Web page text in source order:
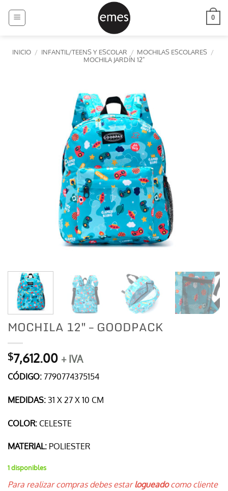
0
INICIO / INFANTIL/TEENS Y ESCOLAR / MOCHILAS ESCOLARES /
MOCHILA JARDÍN 12"
MOCHILA 12″ – GOODPACK
$7,612.00 + IVA
CÓDIGO: 7790774375154
MEDIDAS: 31 X 27 X 10 CM
COLOR: CELESTE
MATERIAL: POLIESTER
1 disponibles
Para realizar compras debes estarlogueadocomo cliente